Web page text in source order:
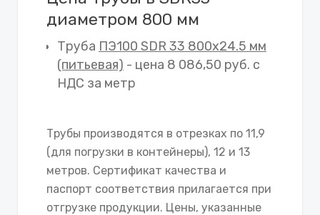
диаметром 800 мм
Труба ПЭ100 SDR 33 800х24.5 мм
(питьевая) - цена 8 086,50 руб. с
НДС за метр
Трубы производятся в отрезках по 11,9
(для погрузки в контейнеры), 12 и 13
метров. Сертификат качества и
паспорт соответствия прилагается при
отгрузке продукции. Цены, указанные